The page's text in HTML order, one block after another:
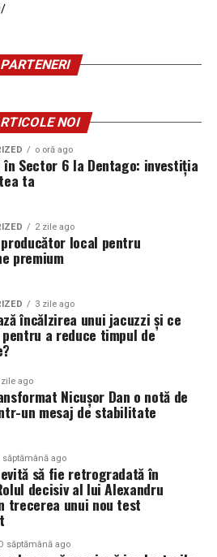
PARTENERI
NOI
o oră ago
Sector 6 la Dentago: investiția
ta
2 zile ago
local pentru
premium
3 zile ago
încălzirea unui jacuzzi și ce
a reduce timpul de
ago
Nicușor Dan o notă de
un mesaj de stabilitate
săptămână ago
să fie retrogradată în
decisiv al lui Alexandru
trecerea unui nou test
săptămână ago